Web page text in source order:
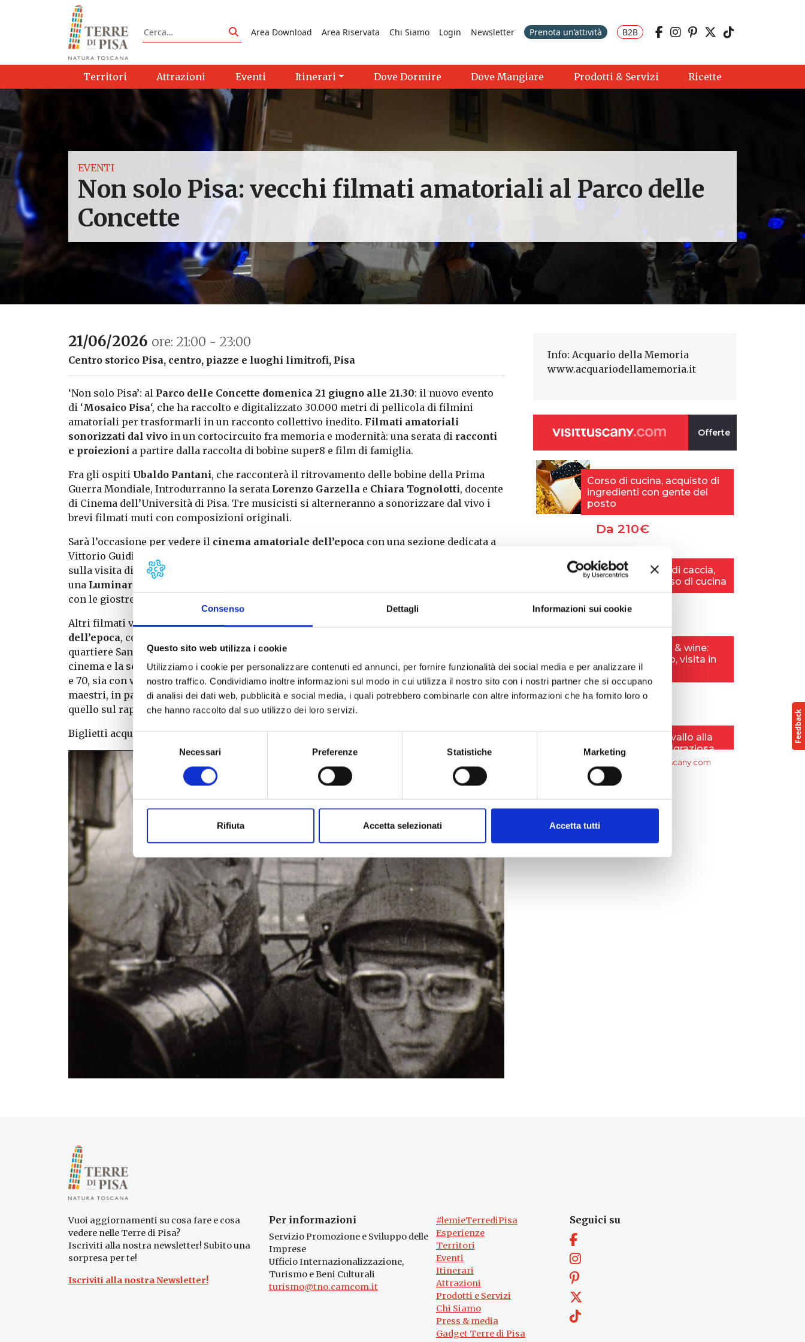
Consenso Dettagli Informazioni sui cookie
Questo sito web utilizza i cookie
Utilizziamo i cookie per personalizzare contenuti ed annunci, per fornire funzionalità dei social media e per analizzare il
nostro traffico. Condividiamo inoltre informazioni sul modo in cui utilizza il nostro sito con i nostri partner che si occupano
di analisi dei dati web, pubblicità e social media, i quali potrebbero combinarle con altre informazioni che ha fornito loro o
che hanno raccolto dal suo utilizzo dei loro servizi.
del
Necessari Preferenze Statistiche Marketing
Rifiuta Accetta selezionati Accetta tutti
Vai al contenuto
Cerca
Cerca
Area Download Area Riservata Chi Siamo Login Newsletter Prenota un’attività B2B
Territori Attrazioni Eventi Itinerari Dove Dormire Dove Mangiare Prodotti & Servizi Ricette
EVENTI
Non solo Pisa: vecchi filmati amatoriali al Parco delle
Concette
21/06/2026 ore: 21:00 - 23:00
Centro storico Pisa, centro, piazze e luoghi limitrofi, Pisa
‘Non solo Pisa’: al Parco delle Concette domenica 21 giugno alle 21.30: il nuovo evento
di ‘Mosaico Pisa‘, che ha raccolto e digitalizzato 30.000 metri di pellicola di filmini
amatoriali per trasformarli in un racconto collettivo inedito. Filmati amatoriali
sonorizzati dal vivo in un cortocircuito fra memoria e modernità: una serata di racconti
e proiezioni a partire dalla raccolta di bobine super8 e film di famiglia.
Fra gli ospiti Ubaldo Pantani, che racconterà il ritrovamento delle bobine della Prima
Guerra Mondiale, Introdurranno la serata Lorenzo Garzella e Chiara Tognolotti, docente
di Cinema dell’Università di Pisa. Tre musicisti si alterneranno a sonorizzare dal vivo i
brevi filmati muti con composizioni originali.
Sarà l’occasione per vedere il cinema amatoriale dell’epoca con una sezione dedicata a
Vittorio Guidi, animatore di uno dei primissimi cineclub di Pisa, un documentario a colori
sulla visita di Paolo VI a Pisa nel 1965, uno sterminato raduno in Piazza dei Miracoli e
una Luminara speciale anticipata al 13 giugno
con le giostre in azione, che deserto e innevato, con visioni felliniane.
Altri filmati vedranno protagonisti bambini e ragazzi, fra
dell’epoca, con immagini accompagnate dai gustosi racconti del dopo-guerra nel
quartiere San Giusto, fra trottole e spericolati carretti a rotelle. Un blocco sarà dedicato al
cinema e la scuola; sia mostrando esempi di documentazione delle scuole fra gli anni 50
e 70, sia con veri e propri piccoli film sonori realizzati dagli scolari sì con la guida dei
maestri, in particolare il racconto di una cabina di proiezione di un cinema anni 60 e
quello sul rapporto dei bambini con il grembiule.
Biglietti acquistabili online sulsito
Info: Acquario della Memoria
www.acquariodellamemoria.it
Vuoi aggiornamenti su cosa fare e cosa
vedere nelle Terre di Pisa?
Iscriviti alla nostra newsletter! Subito una
sorpresa per te!
Iscriviti alla nostra Newsletter!
Per informazioni
Servizio Promozione e Sviluppo delle
Imprese
Ufficio Internazionalizzazione,
Turismo e Beni Culturali
turismo@tno.camcom.it
#lemieTerrediPisa
Esperienze
Territori
Eventi
Itinerari
Attrazioni
Prodotti e Servizi
Chi Siamo
Press & media
Gadget Terre di Pisa
Seguici su